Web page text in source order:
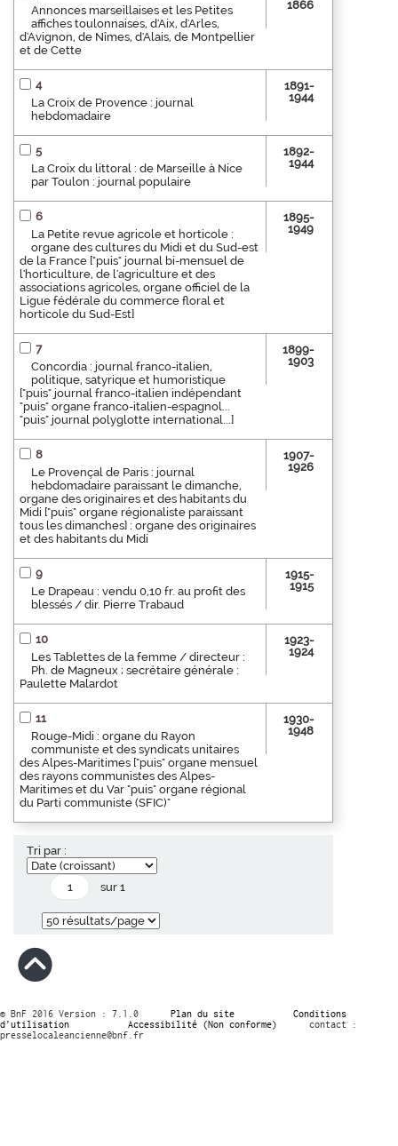
Annonces marseillaises et les Petites
affiches toulonnaises, d'Aix, d'Arles,
d'Avignon, de Nîmes, d'Alais, de Montpellier
et de Cette
1866
4
La Croix de Provence : journal
hebdomadaire
1891-
1944
5
La Croix du littoral : de Marseille à Nice
par Toulon : journal populaire
1892-
1944
6
La Petite revue agricole et horticole :
organe des cultures du Midi et du Sud-est
de la France ["puis" journal bi-mensuel de
l'horticulture, de l'agriculture et des
associations agricoles, organe officiel de la
Ligue fédérale du commerce floral et
horticole du Sud-Est]
1895-
1949
7
Concordia : journal franco-italien,
politique, satyrique et humoristique
["puis" journal franco-italien indépendant
"puis" organe franco-italien-espagnol...
"puis" journal polyglotte international...]
1899-
1903
8
Le Provençal de Paris : journal
hebdomadaire paraissant le dimanche,
organe des originaires et des habitants du
Midi ["puis" organe régionaliste paraissant
tous les dimanches] : organe des originaires
et des habitants du Midi
1907-
1926
9
Le Drapeau : vendu 0,10 fr. au profit des
blessés / dir. Pierre Trabaud
1915-
1915
10
Les Tablettes de la femme / directeur :
Ph. de Magneux ; secrétaire générale :
Paulette Malardot
1923-
1924
11
Rouge-Midi : organe du Rayon
communiste et des syndicats unitaires
des Alpes-Maritimes ["puis" organe mensuel
des rayons communistes des Alpes-
Maritimes et du Var "puis" organe régional
du Parti communiste (SFIC)"
1930-
1948
Tri par :
sur 1
© BnF 2016 Version : 7.1.0 Plan du site
Conditions
d’utilisation
Accessibilité (Non conforme)
contact :
presselocaleancienne@bnf.fr